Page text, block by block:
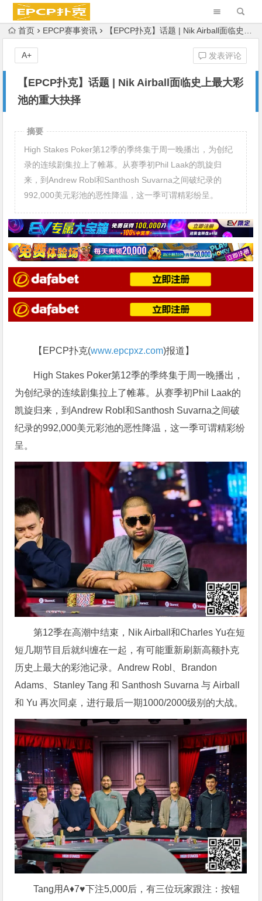
首页 EPCP赛事资讯 【EPCP扑克】话题 | Nik Airball面临史上最大彩池的重大抉择
【EPCP扑克】话题 | Nik Airball面临史上最大彩
池的重大抉择
发表评论
A+
摘要
High Stakes Poker第12季的季终集于周一晚播出，为创纪
录的连续剧集拉上了帷幕。从赛季初Phil Laak的凯旋归
来，到Andrew Robl和Santhosh Suvarna之间破纪录的
992,000美元彩池的恶性降温，这一季可谓精彩纷呈。
【EPCP扑克(www.epcpxz.com)报道】
High Stakes Poker第12季的季终集于周一晚播出，
为创纪录的连续剧集拉上了帷幕。从赛季初Phil Laak的
凯旋归来，到Andrew Robl和Santhosh Suvarna之间破
纪录的992,000美元彩池的恶性降温，这一季可谓精彩纷
呈。
第12季在高潮中结束，Nik Airball和Charles Yu在短
短几期节目后就纠缠在一起，有可能重新刷新高额扑克
历史上最大的彩池记录。Andrew Robl、Brandon
Adams、Stanley Tang 和 Santhosh Suvarna 与 Airball
和 Yu 再次同桌，进行最后一期1000/2000级别的大战。
Tang用A♦7♥下注5,000后，有三位玩家跟注：按钮